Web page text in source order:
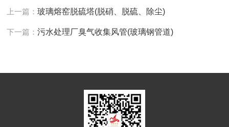
上一篇：玻璃熔窑脱硫塔(脱硝、脱硫、除尘)
下一篇：污水处理厂臭气收集风管(玻璃钢管道)